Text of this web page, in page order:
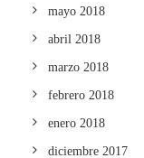
mayo 2018
abril 2018
marzo 2018
febrero 2018
enero 2018
diciembre 2017